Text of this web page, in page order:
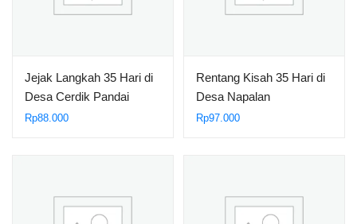
Jejak Langkah 35 Hari di
Desa Cerdik Pandai
Rp88.000
Rentang Kisah 35 Hari di
Desa Napalan
Rp97.000